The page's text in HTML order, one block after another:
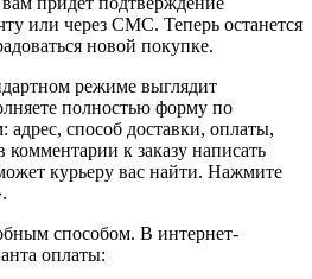
или через СМС. Теперь останется
новой покупке.
режиме выглядит
полностью форму по
адрес, способ доставки, оплаты,
к заказу написать
курьеру вас найти. Нажмите
способом. В интернет-
оплаты: